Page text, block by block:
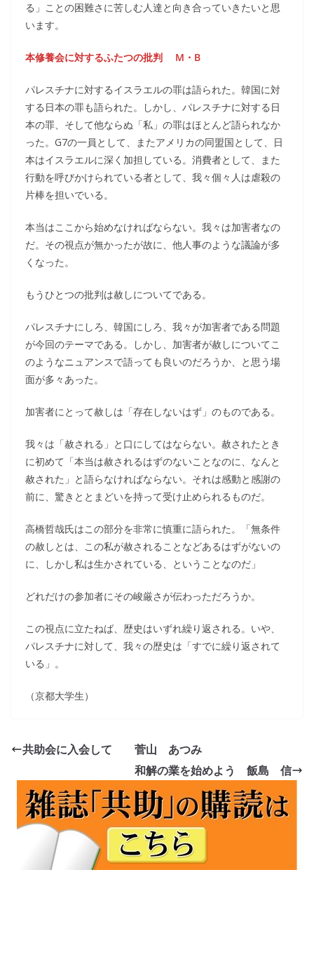
る」ことの困難さに苦しむ人達と向き合っていきたいと思
います。
本修養会に対するふたつの批判 M・B
パレスチナに対するイスラエルの罪は語られた。韓国に対
する日本の罪も語られた。しかし、パレスチナに対する日
本の罪、そして他ならぬ「私」の罪はほとんど語られなか
った。G7の一員として、またアメリカの同盟国として、日
本はイスラエルに深く加担している。消費者として、また
行動を呼びかけられている者として、我々個々人は虐殺の
片棒を担いでいる。
本当はここから始めなければならない。我々は加害者なの
だ。その視点が無かったが故に、他人事のような議論が多
くなった。
もうひとつの批判は赦しについてである。
パレスチナにしろ、韓国にしろ、我々が加害者である問題
が今回のテーマである。しかし、加害者が赦しについてこ
のようなニュアンスで語っても良いのだろうか、と思う場
面が多々あった。
加害者にとって赦しは「存在しないはず」のものである。
我々は「赦される」と口にしてはならない。赦されたとき
に初めて「本当は赦されるはずのないことなのに、なんと
赦された」と語らなければならない。それは感動と感謝の
前に、驚きととまどいを持って受け止められるものだ。
高橋哲哉氏はこの部分を非常に慎重に語られた。「無条件
の赦しとは、この私が赦されることなどあるはずがないの
に、しかし私は生かされている、ということなのだ」
どれだけの参加者にその峻厳さが伝わっただろうか。
この視点に立たねば、歴史はいずれ繰り返される。いや、
パレスチナに対して、我々の歴史は「すでに繰り返されて
いる」。
（京都大学生）
共助会に入会して 菅山 あつみ
和解の業を始めよう 飯島 信